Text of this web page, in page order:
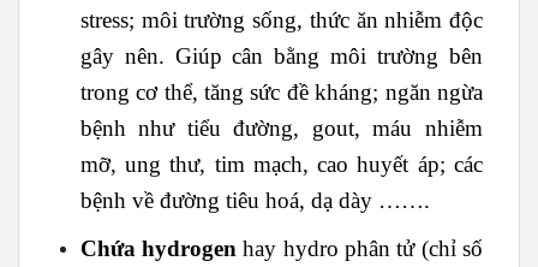
stress; môi trường sống, thức ăn nhiễm độc
gây nên. Giúp cân bằng môi trường bên
trong cơ thể, tăng sức đề kháng; ngăn ngừa
bệnh như tiểu đường, gout, máu nhiễm
mỡ, ung thư, tim mạch, cao huyết áp; các
bệnh về đường tiêu hoá, dạ dày …….
Chứa hydrogen hay hydro phân tử (chỉ số